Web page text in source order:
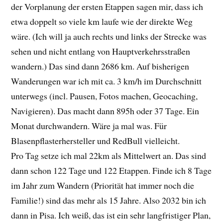
der Vorplanung der ersten Etappen sagen mir, dass ich
etwa doppelt so viele km laufe wie der direkte Weg
wäre. (Ich will ja auch rechts und links der Strecke was
sehen und nicht entlang von Hauptverkehrsstraßen
wandern.) Das sind dann 2686 km. Auf bisherigen
Wanderungen war ich mit ca. 3 km/h im Durchschnitt
unterwegs (incl. Pausen, Fotos machen, Geocaching,
Navigieren). Das macht dann 895h oder 37 Tage. Ein
Monat durchwandern. Wäre ja mal was. Für
Blasenpflasterhersteller und RedBull vielleicht.
Pro Tag setze ich mal 22km als Mittelwert an. Das sind
dann schon 122 Tage und 122 Etappen. Finde ich 8 Tage
im Jahr zum Wandern (Priorität hat immer noch die
Familie!) sind das mehr als 15 Jahre. Also 2032 bin ich
dann in Pisa. Ich weiß, das ist ein sehr langfristiger Plan,